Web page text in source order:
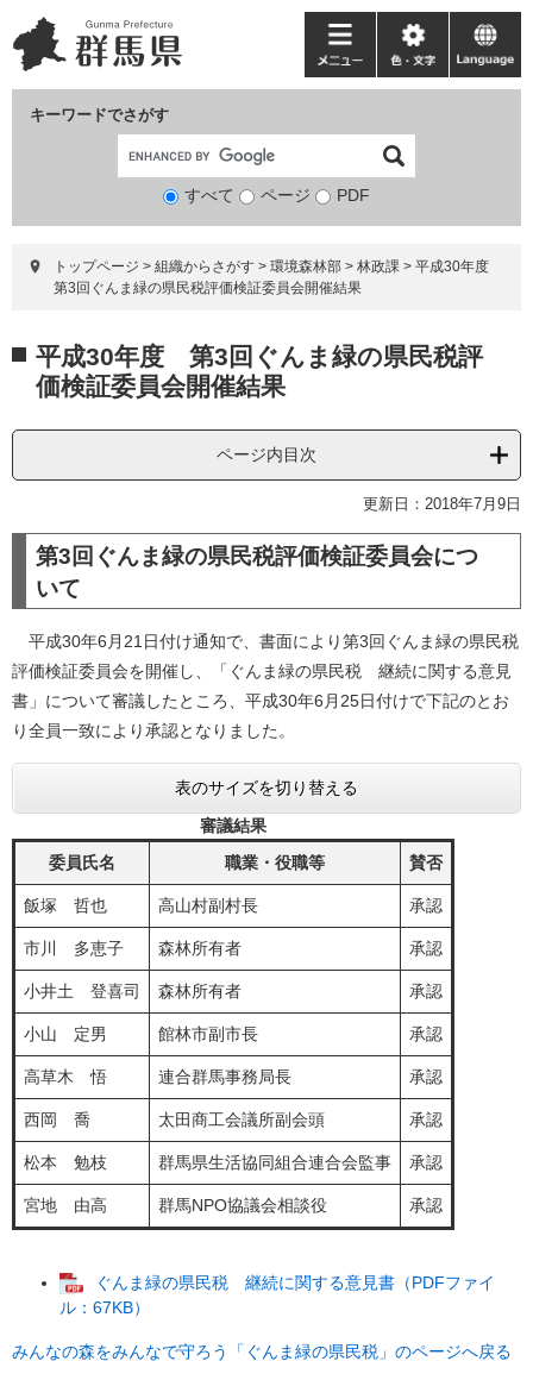
ー
ジ
ニ
ュ
て
キーワードでさがす
検
象
すべて ページ PDF
メ
ニ
ー
色・
文
language
トップページ > 組織からさがす > 環境森林部 > 林政課 > 平成30年度
第3回ぐんま緑の県民税評価検証委員会開催結果
文 平成30年度 第3回ぐんま緑の県民税評
価検証委員会開催結果
ページ内目次
更新日：2018年7月9日
第3回ぐんま緑の県民税評価検証委員会につ
いて
平成30年6月21日付け通知で、書面により第3回ぐんま緑の県民税
評価検証委員会を開催し、「ぐんま緑の県民税 継続に関する意見
書」について審議したところ、平成30年6月25日付けで下記のとお
り全員一致により承認となりました。
表のサイズを切り替える
審議結果
委員氏名
職業・役職等 賛否
飯塚 哲也 高山村副村長 承認
市川 多恵子 森林所有者 承認
小井土 登喜司 森林所有者 承認
小山 定男 館林市副市長 承認
高草木 悟 連合群馬事務局長 承認
西岡 喬 太田商工会議所副会頭 承認
松本 勉枝 群馬県生活協同組合連合会監事 承認
宮地 由高 群馬NPO協議会相談役 承認
ぐんま緑の県民税 継続に関する意見書（PDFファイ
ル：67KB）
みんなの森をみんなで守ろう「ぐんま緑の県民税」のページへ戻る